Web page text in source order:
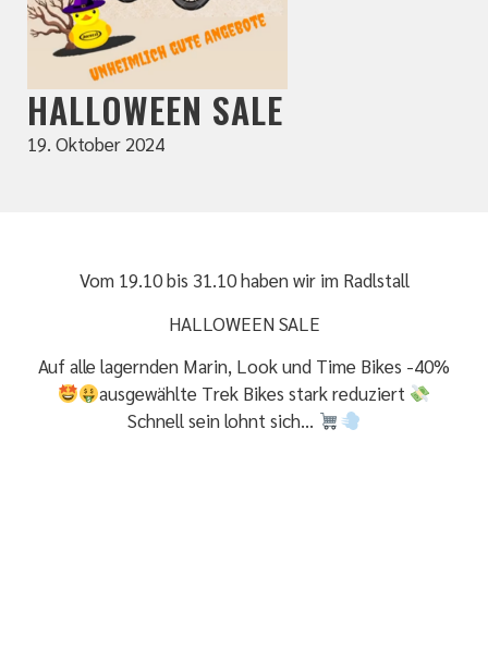
HALLOWEEN SALE
19. Oktober 2024
Vom 19.10 bis 31.10 haben wir im Radlstall
HALLOWEEN SALE
Auf alle lagernden Marin, Look und Time Bikes -40%
ausgewählte Trek Bikes stark reduziert
Schnell sein lohnt sich…